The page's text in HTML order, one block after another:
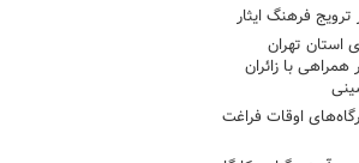
فرهنگ ایثار
استان تهران
همراهی با زائران
اوقات فراغت